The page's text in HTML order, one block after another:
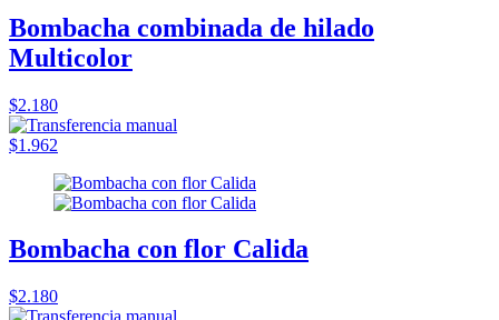
Bombacha combinada de hilado
Multicolor
$2.180
$1.962
Bombacha con flor Calida
$2.180